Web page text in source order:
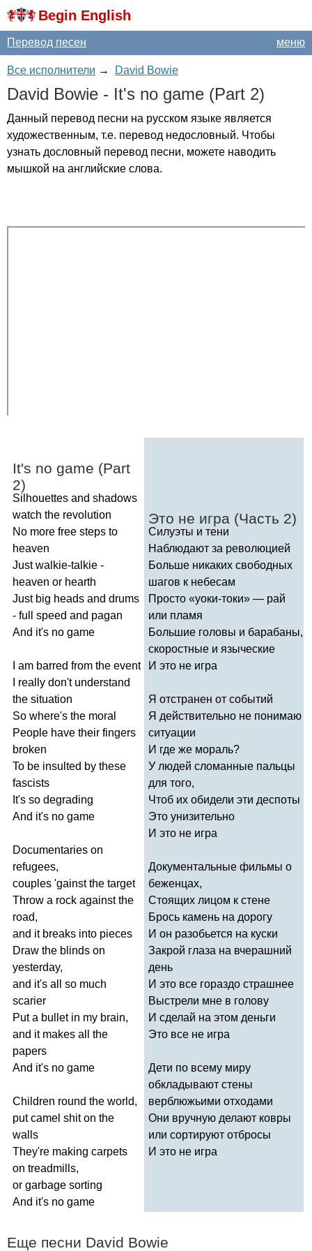
Begin English
меню
Перевод песен
Все исполнители → David Bowie
David Bowie - It's no game (Part 2)
Данный перевод песни на русском языке является
художественным, т.е. перевод недословный. Чтобы
узнать дословный перевод песни, можете наводить
мышкой на английские слова.
It's no game (Part
2)
Silhouettes and shadows
watch the revolution
No more free steps to
heaven
Just walkie-talkie -
heaven or hearth
Just big heads and drums
- full speed and pagan
And it's no game
am barred from the event
really don't understand
the situation
So where's the moral
People have their fingers
broken
To be insulted by these
fascists
It's so degrading
And it's no game
Documentaries on
refugees,
couples 'gainst the target
Throw a rock against the
road,
and it breaks into pieces
Draw the blinds on
yesterday,
and it's all so much
scarier
Put a bullet in my brain,
and it makes all
the
papers
And it's no game
Children round the world,
put camel shit on the
walls
They're making carpets
on treadmills,
or garbage sorting
And it's no game
Это не игра (Часть 2)
Силуэты и тени
Наблюдают за революцией
Больше никаких свободных
шагов к небесам
Просто «уоки-токи» — рай
или пламя
Большие головы и барабаны,
скоростные и языческие
И это не игра
Я отстранен от событий
Я действительно не понимаю
ситуации
И где же мораль?
У людей сломанные пальцы
для того,
Чтоб их обидели эти деспоты
Это унизительно
И это не игра
Документальные фильмы о
беженцах,
Стоящих лицом к стене
Брось камень на дорогу
И он разобьется на куски
Закрой глаза на вчерашний
день
И это все гораздо страшнее
Выстрели мне в голову
И сделай на этом деньги
Это все не игра
Дети по всему миру
обкладывают стены
верблюжьими отходами
Они вручную делают ковры
или сортируют отбросы
И это не игра
Еще песни David Bowie